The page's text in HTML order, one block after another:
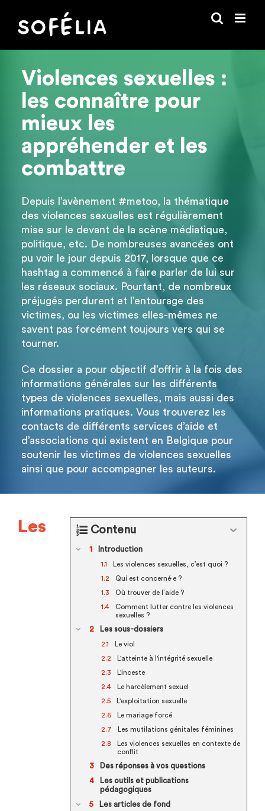
contenu
Violences sexuelles :
les connaître pour
mieux les
appréhender et les
combattre
Depuis l’avènement #metoo, la thématique
des violences sexuelles est régulièrement
mise sur le devant de la scène médiatique,
politique, etc. De nombreuses avancées ont
pu voir le jour depuis 2017, lorsque que ce
hashtag a commencé à faire parler de lui sur
les réseaux sociaux. Pourtant, de nombreux
préjugés perdurent et l’entourage des
victimes, ou les victimes elles-mêmes ne
savent pas forcément toujours vers qui se
tourner.
Ce dossier a pour objectif d’offrir à la fois des
informations générales sur les différents
types de violences sexuelles, mais aussi des
informations pratiques. Vous trouverez les
contacts de différents services d’aide et
d’associations qui existent en Belgique pour
soutenir les victimes de violences sexuelles
ainsi que pour accompagner les auteurs.
Contenu
Introduction
Les violences sexuelles, c’est quoi ?
Qui est concerné·e ?
Où trouver de l’aide ?
Comment lutter contre les violences
sexuelles ?
Les sous-dossiers
Le viol
L'atteinte à l'intégrité sexuelle
L'inceste
Le harcèlement sexuel
L'exploitation sexuelle
Le mariage forcé
Les mutilations génitales féminines
Les violences sexuelles en contexte de
conflit
Des réponses à vos questions
Les outils et publications
pédagogiques
Les articles de fond
Les